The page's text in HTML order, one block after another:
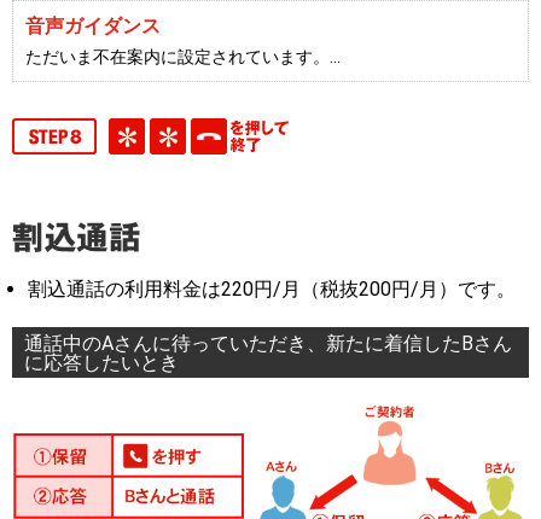
音声ガイダンス
ただいま不在案内に設定されています。…
割込通話の利用料金は220円/月（税抜200円/月）です。
通話中のAさんに待っていただき、新たに着信したBさん
に応答したいとき